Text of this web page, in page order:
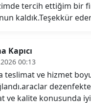
tercih ettiğim bir
kaldık.Teşekkür
Kapıcı
00:13
teslimat ve hizmet
ve kalite konusunda